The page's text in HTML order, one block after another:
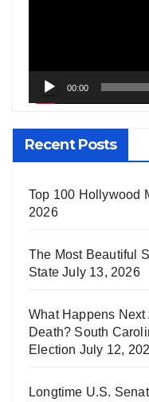
00:00
Recent Posts
Top 100 Hollywood
2026
The Most Beautiful
State July 13, 2026
What Happens Next
Death? South
Election July 12,
Longtime U.S.